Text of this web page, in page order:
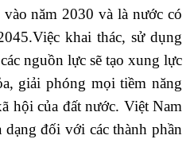
năm 2030 và là nước có
khai thác, sử dụng
nguồn lực sẽ tạo xung lực
giải phóng mọi tiềm năng
hội của đất nước. Việt Nam
đối với các thành phần